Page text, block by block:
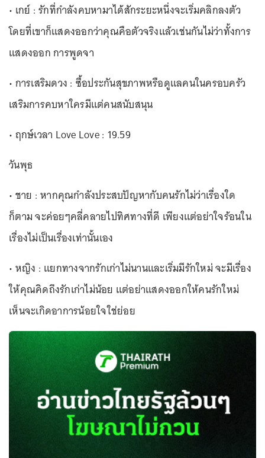
• เกย์ : รักที่กำลังคบหามาได้สักระยะหนึ่งจะเริ่มคลิกลงตัว
โดยที่เขาก็แสดงออกว่าคุณคือตัวจริงแล้วเช่นกันไม่ว่าทั้งการ
แสดงออก การพูดจา
• การเสริมดวง : ซื้อประกันสุขภาพหรือดูแลคนในครอบครัว
เสริมการคบหาใครมีแต่คนสนับสนุน
• ฤกษ์เวลา Love Love : 19.59
วันพุธ
• ชาย : หากคุณกำลังประสบปัญหากับคนรักไม่ว่าเรื่องใด
ก็ตาม จะค่อยๆคลี่คลายไปทิศทางที่ดี เพียงแต่อย่าใจร้อนใน
เรื่องไม่เป็นเรื่องเท่านั้นเอง
• หญิง : แยกทางจากรักเก่าไม่นานและเริ่มมีรักใหม่ จะมีเรื่อง
ให้คุณคิดถึงรักเก่าไม่น้อย แต่อย่าแสดงออกให้คนรักใหม่
เห็นจะเกิดอาการน้อยใจใช่ย่อย